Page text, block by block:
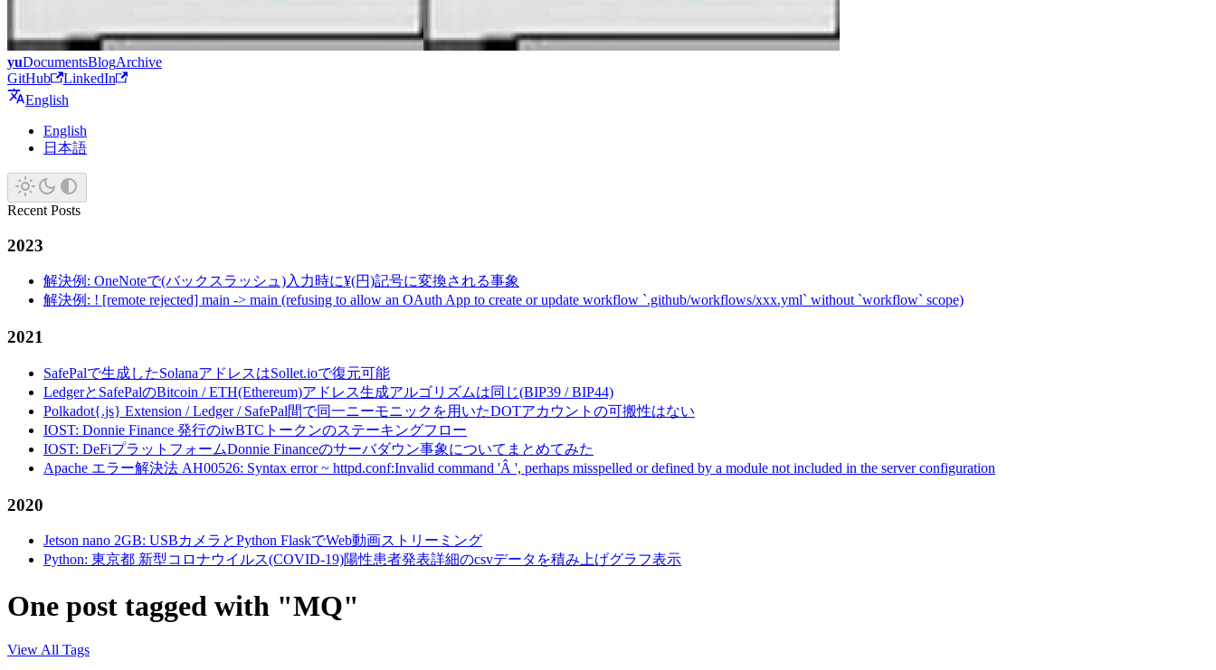
yuDocumentsBlogArchive
GitHub
LinkedIn
English
English
日本語
Recent Posts
2023
解決例: OneNoteで(バックスラッシュ)入力時に¥(円)記号に変換される事象
解決例: ! [remote rejected] main -> main (refusing to allow an OAuth App to create or update workflow `.github/workflows/xxx.yml` without `workflow` scope)
2021
SafePalで生成したSolanaアドレスはSollet.ioで復元可能
LedgerとSafePalのBitcoin / ETH(Ethereum)アドレス生成アルゴリズムは同じ(BIP39 / BIP44)
Polkadot{.js} Extension / Ledger / SafePal間で同一ニーモニックを用いたDOTアカウントの可搬性はない
IOST: Donnie Finance 発行のiwBTCトークンのステーキングフロー
IOST: DeFiプラットフォームDonnie Financeのサーバダウン事象についてまとめてみた
Apache エラー解決法 AH00526: Syntax error ~ httpd.conf:Invalid command 'Â ', perhaps misspelled or defined by a module not included in the server configuration
2020
Jetson nano 2GB: USBカメラとPython FlaskでWeb動画ストリーミング
Python: 東京都 新型コロナウイルス(COVID-19)陽性患者発表詳細のcsvデータを積み上げグラフ表示
One post tagged with "MQ"
View All Tags